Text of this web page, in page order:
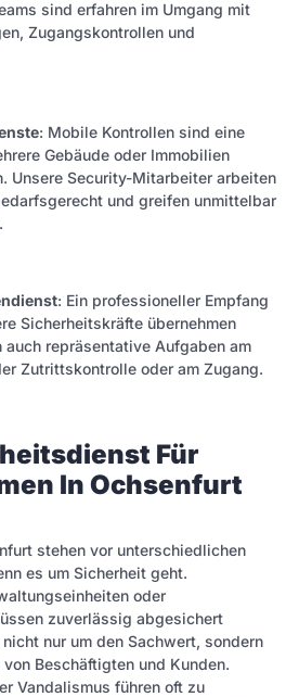
sind erfahren im Umgang mit
Zugangskontrollen und
: Mobile Kontrollen sind eine
Gebäude oder Immobilien
Unsere Security-Mitarbeiter arbeiten
und greifen unmittelbar
: Ein professioneller Empfang
Sicherheitskräfte übernehmen
auch repräsentative Aufgaben am
Zutrittskontrolle oder am Zugang.
Für
In Ochsenfurt
stehen vor unterschiedlichen
es um Sicherheit geht.
oder
zuverlässig abgesichert
nur um den Sachwert, sondern
Beschäftigten und Kunden.
Vandalismus führen oft zu